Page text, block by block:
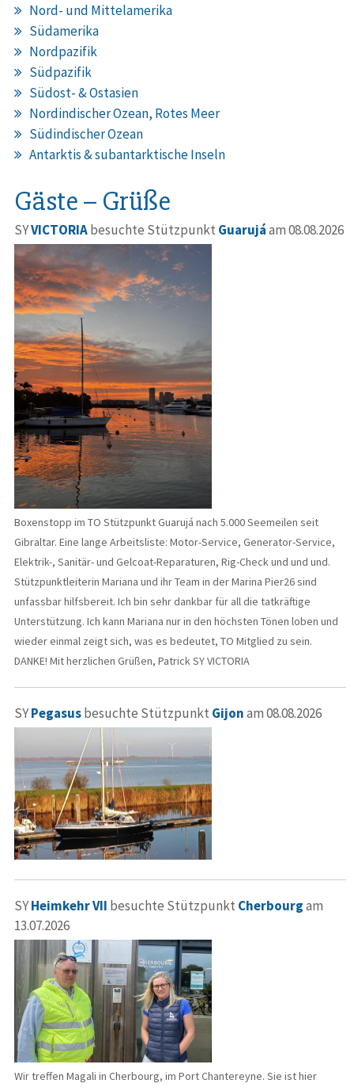
Nord- und Mittelamerika
Südamerika
Nordpazifik
Südpazifik
Südost- & Ostasien
Nordindischer Ozean, Rotes Meer
Südindischer Ozean
Antarktis & subantarktische Inseln
Gäste – Grüße
SYVICTORIAbesuchte Stützpunkt Guarujáam 08.08.2026
Boxenstopp im TO Stützpunkt Guarujá nach 5.000 Seemeilen seit
Gibraltar. Eine lange Arbeitsliste: Motor-Service, Generator-Service,
Elektrik-, Sanitär- und Gelcoat-Reparaturen, Rig-Check und und und.
Stützpunktleiterin Mariana und ihr Team in der Marina Pier26 sind
unfassbar hilfsbereit. Ich bin sehr dankbar für all die tatkräftige
Unterstützung. Ich kann Mariana nur in den höchsten Tönen loben und
wieder einmal zeigt sich, was es bedeutet, TO Mitglied zu sein.
DANKE! Mit herzlichen Grüßen, Patrick SY VICTORIA
SYPegasusbesuchte Stützpunkt Gijonam 08.08.2026
SYHeimkehr VII besuchte Stützpunkt Cherbourgam
13.07.2026
Wir treffen Magali in Cherbourg, im Port Chantereyne. Sie ist hier